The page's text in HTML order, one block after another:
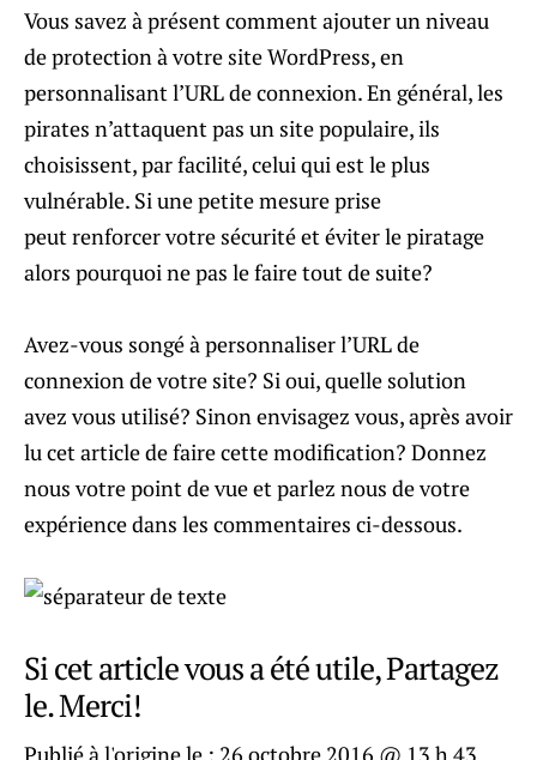
Vous savez à présent comment ajouter un niveau
de protection à votre site WordPress, en
personnalisant l’URL de connexion. En général, les
pirates n’attaquent pas un site populaire, ils
choisissent, par facilité, celui qui est le plus
vulnérable. Si une petite mesure prise
peut renforcer votre sécurité et éviter le piratage
alors pourquoi ne pas le faire tout de suite?
Avez-vous songé à personnaliser l’URL de
connexion de votre site? Si oui, quelle solution
avez vous utilisé? Sinon envisagez vous, après avoir
lu cet article de faire cette modification? Donnez
nous votre point de vue et parlez nous de votre
expérience dans les commentaires ci-dessous.
Si cet article vous a été utile, Partagez
le. Merci!
Publié à l'origine le : 26 octobre 2016 @ 13 h 43